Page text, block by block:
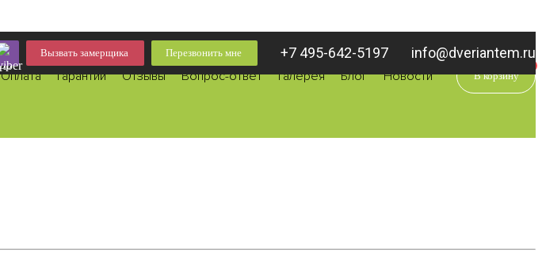
Вызвать замерщика Перезвонить мне +7 495-642-5197 info@dveriantem.ru
В корзину
Оплата Гарантии Отзывы Вопрос-ответ Галерея Блог Новости